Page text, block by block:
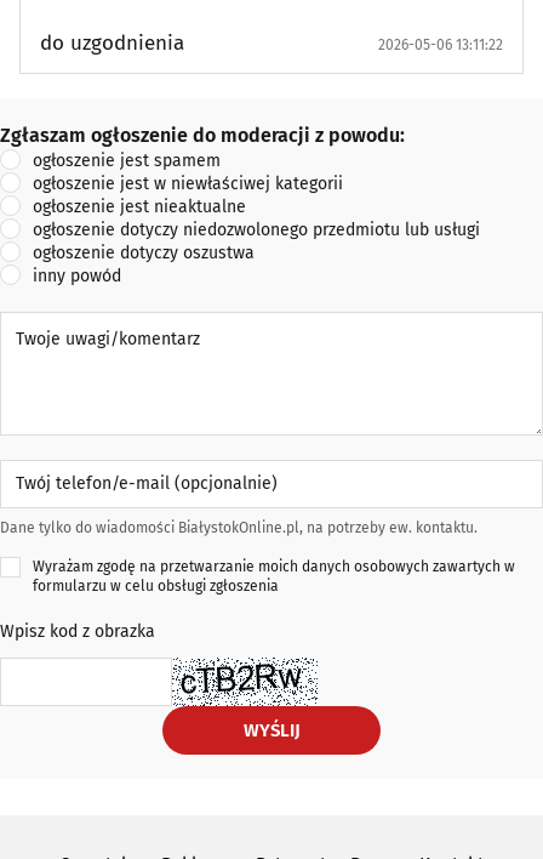
do uzgodnienia 2026-05-06 13:11:22
Zgłaszam ogłoszenie do moderacji z powodu:
Zgłaszam ogłoszenie do moderacji z powodu:
ogłoszenie jest spamem
ogłoszenie jest w niewłaściwej kategorii
ogłoszenie jest nieaktualne
ogłoszenie dotyczy niedozwolonego przedmiotu lub usługi
ogłoszenie dotyczy oszustwa
inny powód
Twój telefon/e-mail (opcjonalnie)
Dane tylko do wiadomości BiałystokOnline.pl, na potrzeby ew. kontaktu.
Wyrażam zgodę na przetwarzanie moich danych osobowych zawartych w
formularzu w celu obsługi zgłoszenia
Wpisz kod z obrazka
WYŚLIJ